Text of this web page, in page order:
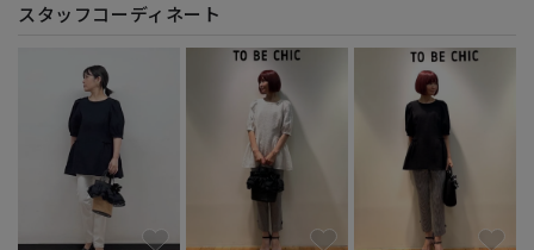
スタッフコーディネート